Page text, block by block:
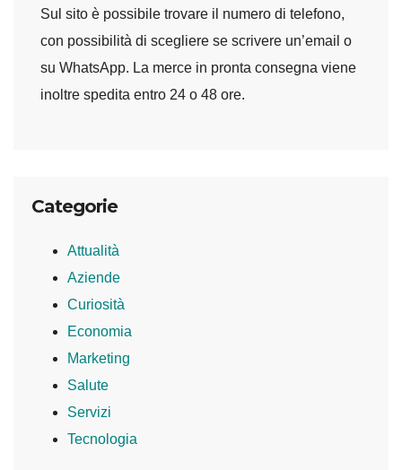
Sul sito è possibile trovare il numero di telefono,
con possibilità di scegliere se scrivere un’email o
su WhatsApp. La merce in pronta consegna viene
inoltre spedita entro 24 o 48 ore.
Categorie
Attualità
Aziende
Curiosità
Economia
Marketing
Salute
Servizi
Tecnologia